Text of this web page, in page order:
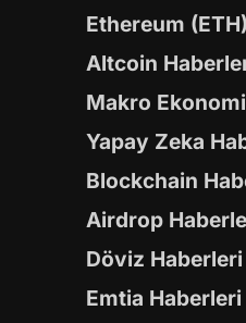
Ethereum
Altcoin
Makro
Yapay Zeka
Blockchain
Airdrop
Döviz Haberleri
Emtia Haberleri